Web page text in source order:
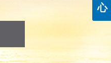
心